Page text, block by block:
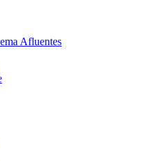
Afluentes